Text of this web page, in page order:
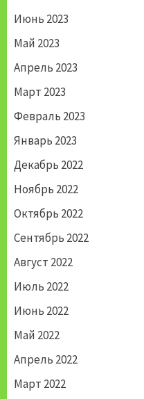
Июнь 2023
Май 2023
Апрель 2023
Март 2023
Февраль 2023
Январь 2023
Декабрь 2022
Ноябрь 2022
Октябрь 2022
Сентябрь 2022
Август 2022
Июль 2022
Июнь 2022
Май 2022
Апрель 2022
Март 2022